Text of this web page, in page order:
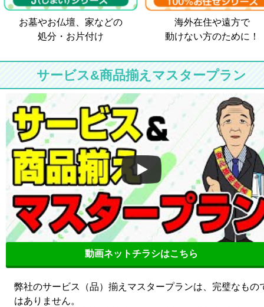
お墓やお仏壇、家などの
処分・お片付け
海外在住や遠方で
動けない方のために！
サービス&商品揃えマスタープラン
動画ネットチラシはこちら
弊社のサービス（品）揃えマスタープランは、完璧なもの
はありません。